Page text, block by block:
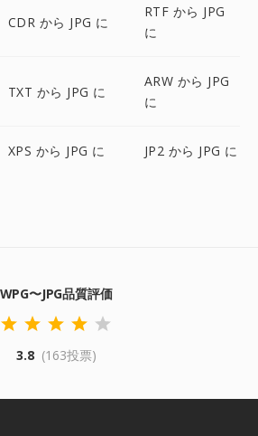
CDR から JPG に
RTF から JPG
に
TXT から JPG に
ARW から JPG
に
XPS から JPG に JP2 から JPG に
WPG〜JPG品質評価
3.8 (163投票)